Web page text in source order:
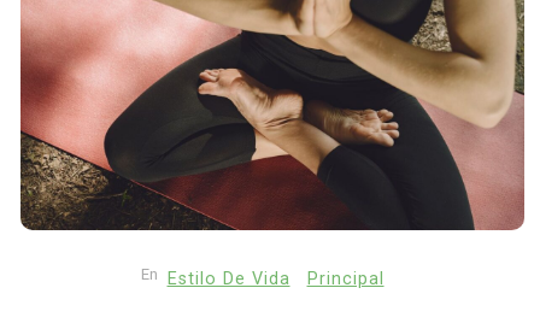
En Estilo De Vida Principal